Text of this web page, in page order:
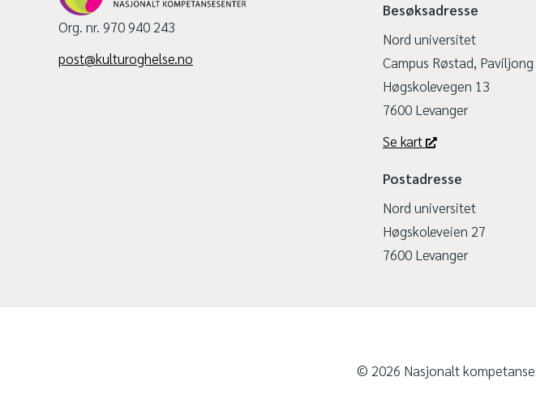
Org. nr. 970 940 243
post@kulturoghelse.no
Besøksadresse
Nord universitet
Campus Røstad, Paviljong
Høgskolevegen 13
7600 Levanger
Se kart
Postadresse
Nord universitet
Høgskoleveien 27
7600 Levanger
© 2026 Nasjonalt